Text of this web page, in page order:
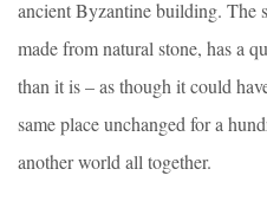
ancient Byzantine building. The
made from natural stone, has a
than it is – as though it could
same place unchanged for a
another world all together.